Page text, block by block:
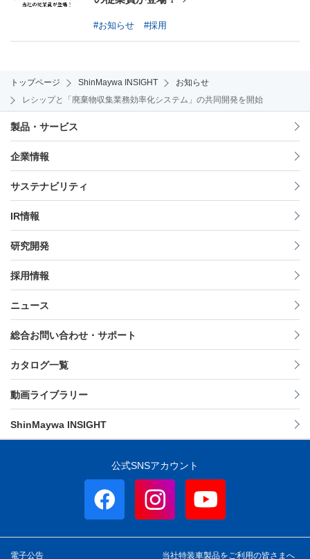
#お知らせ #採用
トップページ ShinMaywa INSIGHT
お知らせ
レシップと「廃棄物収集業務効率化システム」の共同開発を開始
製品・サービス
企業情報
サステナビリティ
IR情報
研究開発
採用情報
ニュース
総合お問い合わせ・サポート
カタログ一覧
動画ライブラリー
ShinMaywa INSIGHT
公式SNSアカウント
電子公告 当社特装車製品をご利用の皆さまへ